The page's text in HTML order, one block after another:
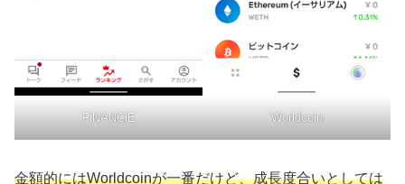
FiNANCiE Worldcoin
金額的にはWorldcoinが一番だけど、成長度合いとしては